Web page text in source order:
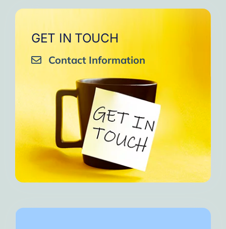
GET IN TOUCH
Contact Information